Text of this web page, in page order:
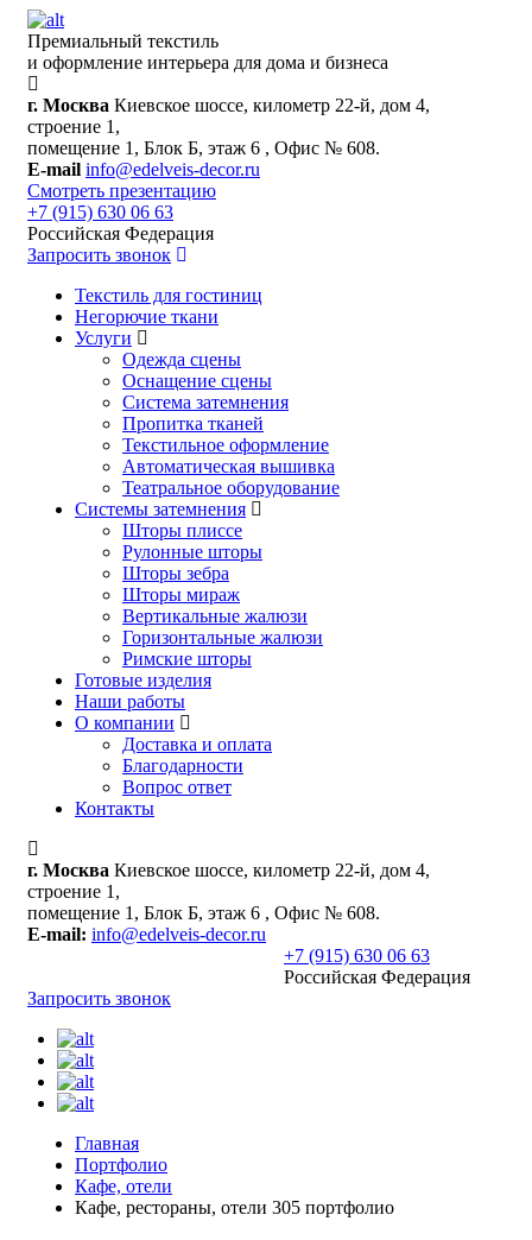
Премиальный текстиль
и оформление интерьера для дома и бизнеса
г. Москва Киевское шоссе, километр 22-й, дом 4,
строение 1,
помещение 1, Блок Б, этаж 6 , Офис № 608.
E-mail info@edelveis-decor.ru
Смотреть презентацию
+7 (915) 630 06 63
Российская Федерация
Запросить звонок
Текстиль для гостиниц
Негорючие ткани
Услуги
Одежда сцены
Оснащение сцены
Система затемнения
Пропитка тканей
Текстильное оформление
Автоматическая вышивка
Театральное оборудование
Системы затемнения
Шторы плиссе
Рулонные шторы
Шторы зебра
Шторы мираж
Вертикальные жалюзи
Горизонтальные жалюзи
Римские шторы
Готовые изделия
Наши работы
О компании
Доставка и оплата
Благодарности
Вопрос ответ
Контакты
г. Москва Киевское шоссе, километр 22-й, дом 4,
строение 1,
помещение 1, Блок Б, этаж 6 , Офис № 608.
E-mail: info@edelveis-decor.ru
+7 (915) 630 06 63
Российская Федерация
Запросить звонок
Главная
Портфолио
Кафе, отели
Кафе, рестораны, отели 305 портфолио